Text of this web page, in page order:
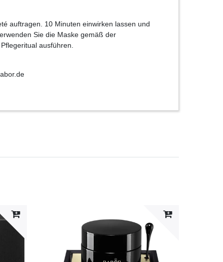
auftragen. 10 Minuten einwirken lassen und
Sie die Maske gemäß der
ausführen.